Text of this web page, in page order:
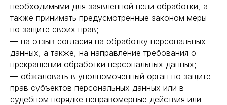
необходимыми для заявленной цели обработки, а
также принимать предусмотренные законом меры
по защите своих прав;
— на отзыв согласия на обработку персональных
данных, а также, на направление требования о
прекращении обработки персональных данных;
— обжаловать в уполномоченный орган по защите
прав субъектов персональных данных или в
судебном порядке неправомерные действия или